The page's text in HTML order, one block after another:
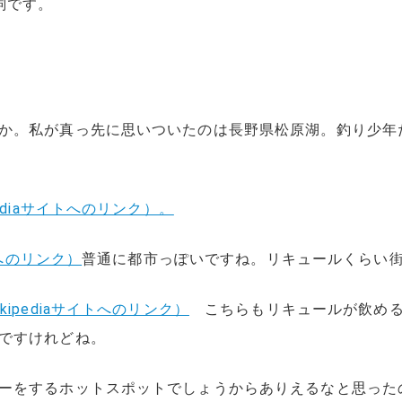
す。
私が真っ先に思いついたのは長野県松原湖。釣り少
サイトへのリンク）。
リンク）普通に都市っぽいですね。リキュールくらい
サイトへのリンク）
こちらもリキュールが飲め
すけれどね。
をするホットスポットでしょうからありえるなと思っ